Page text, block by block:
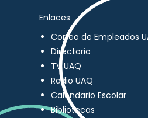
Enlaces
Correo de Empleados
Directorio
TV UAQ
Radio UAQ
Calendario Escolar
Bibliotecas